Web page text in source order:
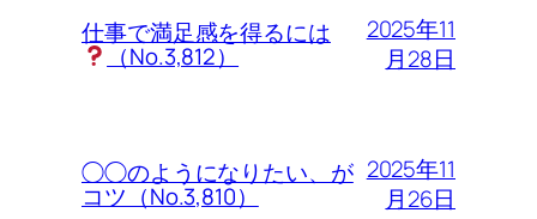
仕事で満足感を得るには
（No.3,812）
2025年11
月28日
◯◯のようになりたい、が
コツ（No.3,810）
2025年11
月26日